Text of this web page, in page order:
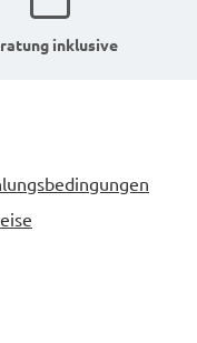
inklusive